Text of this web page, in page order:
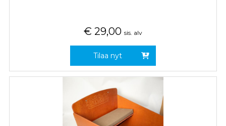
€ 29,00 sis. alv
Tilaa nyt